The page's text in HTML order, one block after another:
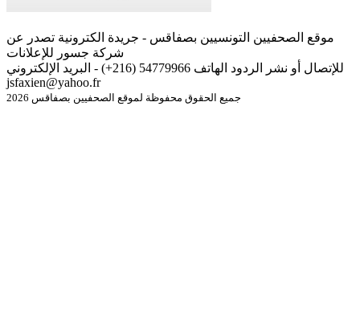
موقع الصحفيين التونسيين بصفاقس - جريدة الكترونية تصدر عن
شركة جسور للإعلانات
للإتصال أو نشر الردود الهاتف 54779966 (216+) - البريد الإلكتروني
jsfaxien@yahoo.fr
جميع الحقوق محفوظة لموقع الصحفيين بصفاقس 2026